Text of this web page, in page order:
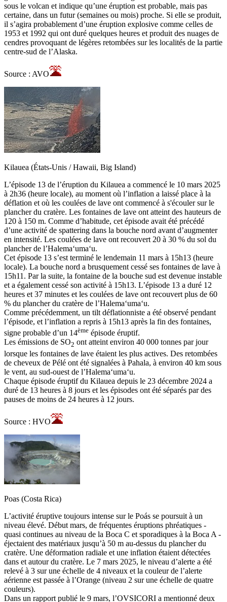
sous le volcan et indique qu’une éruption est probable, mais pas
certaine, dans un futur (semaines ou mois) proche. Si elle se produit,
il s’agira probablement d’une éruption explosive comme celles de
1953 et 1992 qui ont duré quelques heures et produit des nuages de
cendres provoquant de légères retombées sur les localités de la partie
centre-sud de l’Alaska.
Source : AVO
Kilauea (États-Unis / Hawaii, Big Island)
L’épisode 13 de l’éruption du Kilauea a commencé le 10 mars 2025
à 2h36 (heure locale), au moment où l’inflation a laissé place à la
déflation et où les coulées de lave ont commencé à s'écouler sur le
plancher du cratère. Les fontaines de lave ont atteint des hauteurs de
120 à 150 m. Comme d’habitude, cet épisode avait été précédé
d’une activité de spattering dans la bouche nord avant d’augmenter
en intensité. Les coulées de lave ont recouvert 20 à 30 % du sol du
plancher de l’Halemaʻumaʻu.
Cet épisode 13 s’est terminé le lendemain 11 mars à 15h13 (heure
locale). La bouche nord a brusquement cessé ses fontaines de lave à
15h11. Par la suite, la fontaine de la bouche sud est devenue instable
et a également cessé son activité à 15h13. L’épisode 13 a duré 12
heures et 37 minutes et les coulées de lave ont recouvert plus de 60
% du plancher du cratère de l’Halemaʻumaʻu.
Comme précédemment, un tilt déflationniste a été observé pendant
l’épisode, et l’inflation a repris à 15h13 après la fin des fontaines,
signe probable d’un 14ème épisode éruptif.
Les émissions de SO2 ont atteint environ 40 000 tonnes par jour
lorsque les fontaines de lave étaient les plus actives. Des retombées
de cheveux de Pélé ont été signalées à Pahala, à environ 40 km sous
le vent, au sud-ouest de l’Halemaʻumaʻu.
Chaque épisode éruptif du Kilauea depuis le 23 décembre 2024 a
duré de 13 heures à 8 jours et les épisodes ont été séparés par des
pauses de moins de 24 heures à 12 jours.
Source : HVO
Poas (Costa Rica)
L’activité éruptive toujours intense sur le Poás se poursuit à un
niveau élevé. Début mars, de fréquentes éruptions phréatiques -
quasi continues au niveau de la Boca C et sporadiques à la Boca A -
éjectaient des matériaux jusqu’à 50 m au-dessus du plancher du
cratère. Une déformation radiale et une inflation étaient détectées
dans et autour du cratère. Le 7 mars 2025, le niveau d’alerte a été
relevé à 3 sur une échelle de 4 niveaux et la couleur de l’alerte
aérienne est passée à l’Orange (niveau 2 sur une échelle de quatre
couleurs).
Dans un rapport publié le 9 mars, l’OVSICORI a mentionné deux